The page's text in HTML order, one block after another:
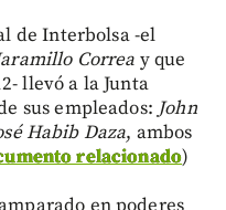
de Interbolsa -el
Correa y que
llevó a la Junta
sus empleados: John
Habib Daza, ambos
relacionado)
en poderes